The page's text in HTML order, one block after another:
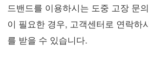
드밴드를 이용하시는 도중 고장 문
이 필요한 경우, 고객센터로 연락하
를 받을 수 있습니다.